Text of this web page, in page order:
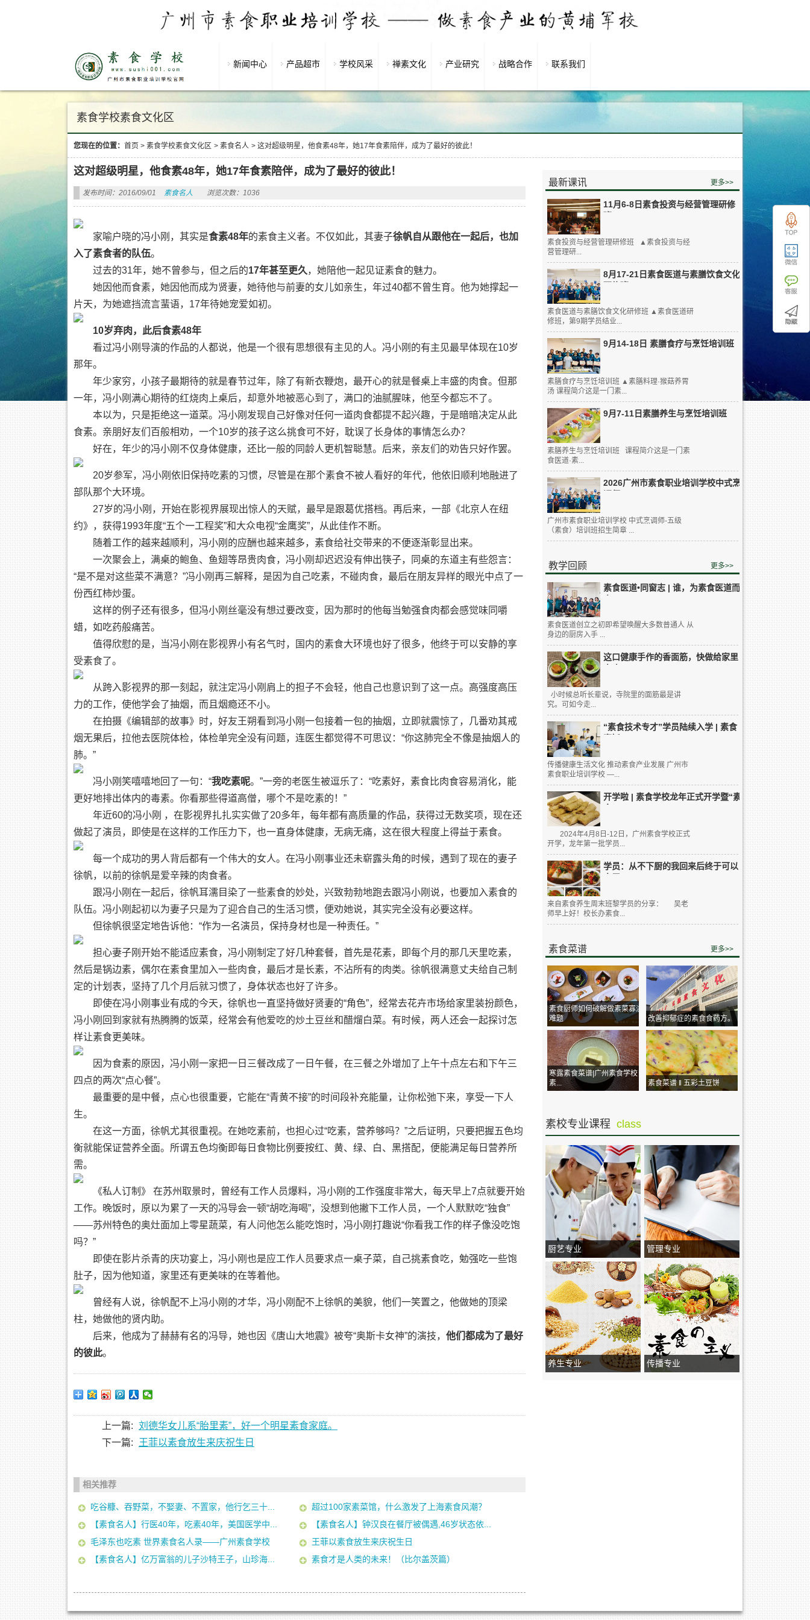
新闻中心 产品超市 学校风采 禅素文化 产业研究 战略合作 联系我们
素食学校素食文化区
您现在的位置： 首页 > 素食学校素食文化区 > 素食名人 > 这对超级明星，他食素48年，她17年食素陪伴，成为了最好的彼此！
最新课讯 更多>>
11月6-8日素食投资与经营管理研修
素食投资与经营管理研修班 ▲素食投资与经
营管理研...
8月17-21日素食医道与素膳饮食文化
研修班
素食医道与素膳饮食文化研修班 ▲素食医道研
修班，第9期学员结业...
9月14-18日 素膳食疗与烹饪培训班
素膳食疗与烹饪培训班 ▲素膳料理·猴菇养胃
汤 课程简介这是一门素...
9月7-11日素膳养生与烹饪培训班
素膳养生与烹饪培训班 课程简介这是一门素
食医道·素...
2026广州市素食职业培训学校中式烹
广州市素食职业培训学校 中式烹调师-五级
（素食）培训班招生简章 ...
教学回顾 更多>>
素食医道•同窗志 | 谁，为素食医道而
素食医道创立之初即希望唤醒大多数普通人 从
身边的厨房入手 ...
这口健康手作的香面筋，快做给家里
小时候总听长辈说，寺院里的面筋最是讲
究。可如今走...
“素食技术专才”学员陆续入学 | 素食
传播健康生活文化 推动素食产业发展 广州市
素食职业培训学校 —...
开学啦 | 素食学校龙年正式开学暨“素
食...
2024年4月8日-12日，广州素食学校正式
开学，龙年第一批学员...
学员：从不下厨的我回来后终于可以
来自素食养生周末班黎学员的分享： 吴老
师早上好！校长办素食...
素食菜谱 更多>>
素食厨师如何破解做素菜寡淡
难题
改善抑郁症的素食食药方。
寒露素食菜谱|广州素食学校
素...
素食菜谱 ‖ 五彩土豆饼
素校专业课程 class
厨艺专业 管理专业
养生专业 传播专业
这对超级明星，他食素48年，她17年食素陪伴，成为了最好的彼此！
发布时间：2016/09/01 素食名人 浏览次数：1036
家喻户晓的冯小刚，其实是食素48年的素食主义者。不仅如此，其妻子徐帆自从跟他在一起后，也加
入了素食者的队伍。
过去的31年，她不曾参与，但之后的17年甚至更久 ，她陪他一起见证素食的魅力。
她因他而食素，她因他而成为贤妻，她待他与前妻的女儿如亲生，年过40都不曾生育。他为她撑起一
片天，为她遮挡流言蜚语，17年待她宠爱如初。
10岁弃肉，此后食素48年
看过冯小刚导演的作品的人都说，他是一个很有思想很有主见的人。冯小刚的有主见最早体现在10岁
那年。
年少家穷，小孩子最期待的就是春节过年，除了有新衣鞭炮，最开心的就是餐桌上丰盛的肉食。但那
一年，冯小刚满心期待的红烧肉上桌后，却意外地被恶心到了，满口的油腻腥味，他至今都忘不了。
本以为，只是拒绝这一道菜。冯小刚发现自己好像对任何一道肉食都提不起兴趣，于是暗暗决定从此
食素。亲朋好友们百般相劝，一个10岁的孩子这么挑食可不好，耽误了长身体的事情怎么办？
好在，年少的冯小刚不仅身体健康，还比一般的同龄人更机智聪慧。后来，亲友们的劝告只好作罢。
20岁参军，冯小刚依旧保持吃素的习惯，尽管是在那个素食不被人看好的年代，他依旧顺利地融进了
部队那个大环境。
27岁的冯小刚，开始在影视界展现出惊人的天赋，最早是跟葛优搭档。再后来，一部《北京人在纽
约》，获得1993年度“五个一工程奖”和大众电视“金鹰奖”，从此佳作不断。
随着工作的越来越顺利，冯小刚的应酬也越来越多，素食给社交带来的不便逐渐彰显出来。
一次聚会上，满桌的鲍鱼、鱼翅等昂贵肉食，冯小刚却迟迟没有伸出筷子，同桌的东道主有些怨言：
“是不是对这些菜不满意？”冯小刚再三解释，是因为自己吃素，不碰肉食，最后在朋友异样的眼光中点了一
份西红柿炒蛋。
这样的例子还有很多，但冯小刚丝毫没有想过要改变，因为那时的他每当勉强食肉都会感觉味同嚼
蜡，如吃药般痛苦。
值得欣慰的是，当冯小刚在影视界小有名气时，国内的素食大环境也好了很多，他终于可以安静的享
受素食了。
从跨入影视界的那一刻起，就注定冯小刚肩上的担子不会轻，他自己也意识到了这一点。高强度高压
力的工作，使他学会了抽烟，而且烟瘾还不小。
在拍摄《编辑部的故事》时，好友王朔看到冯小刚一包接着一包的抽烟，立即就震惊了，几番劝其戒
烟无果后，拉他去医院体检，体检单完全没有问题，连医生都觉得不可思议：“你这肺完全不像是抽烟人的
肺。”
冯小刚笑嘻嘻地回了一句：“我吃素呢。”一旁的老医生被逗乐了：“吃素好，素食比肉食容易消化，能
更好地排出体内的毒素。你看那些得道高僧，哪个不是吃素的！”
年近60的冯小刚 ，在影视界扎扎实实做了20多年，每年都有高质量的作品，获得过无数奖项，现在还
做起了演员，即使是在这样的工作压力下，也一直身体健康，无病无痛，这在很大程度上得益于素食。
每一个成功的男人背后都有一个伟大的女人。在冯小刚事业还未崭露头角的时候，遇到了现在的妻子
徐帆，以前的徐帆是爱辛辣的肉食者。
跟冯小刚在一起后，徐帆耳濡目染了一些素食的妙处，兴致勃勃地跑去跟冯小刚说，也要加入素食的
队伍。冯小刚起初以为妻子只是为了迎合自己的生活习惯，便劝她说，其实完全没有必要这样。
但徐帆很坚定地告诉他：“作为一名演员，保持身材也是一种责任。”
担心妻子刚开始不能适应素食，冯小刚制定了好几种套餐，首先是花素，即每个月的那几天里吃素，
然后是锅边素，偶尔在素食里加入一些肉食，最后才是长素，不沾所有的肉类。徐帆很满意丈夫给自己制
定的计划表，坚持了几个月后就习惯了，身体状态也好了许多。
即使在冯小刚事业有成的今天，徐帆也一直坚持做好贤妻的“角色”，经常去花卉市场给家里装扮颜色，
冯小刚回到家就有热腾腾的饭菜，经常会有他爱吃的炒土豆丝和醋熘白菜。有时候，两人还会一起探讨怎
样让素食更美味。
因为食素的原因，冯小刚一家把一日三餐改成了一日午餐，在三餐之外增加了上午十点左右和下午三
四点的两次“点心餐”。
最重要的是中餐，点心也很重要，它能在“青黄不接”的时间段补充能量，让你松弛下来，享受一下人
生。
在这一方面，徐帆尤其很重视。在她吃素前，也担心过“吃素，营养够吗？”之后证明，只要把握五色均
衡就能保证营养全面。所谓五色均衡即每日食物比例要按红、黄、绿、白、黑搭配，便能满足每日营养所
需。
《私人订制》 在苏州取景时，曾经有工作人员爆料，冯小刚的工作强度非常大，每天早上7点就要开始
工作。晚饭时，原以为累了一天的冯导会一顿“胡吃海喝”，没想到他撇下工作人员，一个人默默吃“独食”
——苏州特色的奥灶面加上零星蔬菜，有人问他怎么能吃饱时，冯小刚打趣说“你看我工作的样子像没吃饱
吗？”
即使在影片杀青的庆功宴上，冯小刚也是应工作人员要求点一桌子菜，自己挑素食吃，勉强吃一些饱
肚子，因为他知道，家里还有更美味的在等着他。
曾经有人说，徐帆配不上冯小刚的才华，冯小刚配不上徐帆的美貌，他们一笑置之，他做她的顶梁
柱，她做他的贤内助。
后来，他成为了赫赫有名的冯导，她也因《唐山大地震》被夸“奥斯卡女神”的演技， 他们都成为了最好
的彼此。
上一篇: 刘德华女儿系“胎里素”，好一个明星素食家庭。
下一篇:
王菲以素食放生来庆祝生日
相关推荐
吃谷糠、吞野菜，不娶妻、不置家，他行乞三十...
超过100家素菜馆，什么激发了上海素食风潮？
【素食名人】行医40年，吃素40年，美国医学中...
【素食名人】钟汉良在餐厅被偶遇,46岁状态依...
毛泽东也吃素 世界素食名人录——广州素食学校
王菲以素食放生来庆祝生日
【素食名人】亿万富翁的儿子沙特王子，山珍海...
素食才是人类的未来！（比尔盖茨篇）